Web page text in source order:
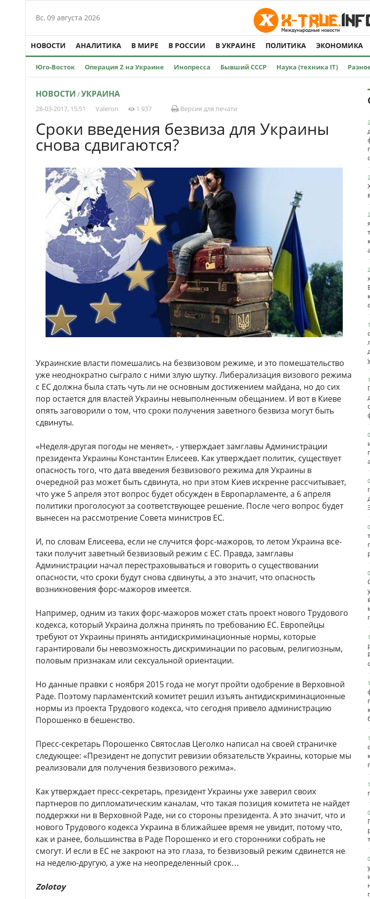
Вс, 09 августа 2026
НОВОСТИ АНАЛИТИКА В МИРЕ В РОССИИ В УКРАИНЕ ПОЛИТИКА ЭКОНОМИКА
Юго-Восток Операция Z на Украине Инопресса Бывший СССР Наука (техника IT)
НОВОСТИ /УКРАИНА
28-03-2017, 15:51 Valeron 1 937 Версия для печати
Сроки введения безвиза для Украины
снова сдвигаются?
Украинские власти помешались на безвизовом режиме, и это помешательство
уже неоднократно сыграло с ними злую шутку. Либерализация визового режима
с ЕС должна была стать чуть ли не основным достижением майдана, но до сих
пор остается для властей Украины невыполненным обещанием. И вот в Киеве
опять заговорили о том, что сроки получения заветного безвиза могут быть
сдвинуты.
«Неделя-другая погоды не меняет», - утверждает замглавы Администрации
президента Украины Константин Елисеев. Как утверждает политик, существует
опасность того, что дата введения безвизового режима для Украины в
очередной раз может быть сдвинута, но при этом Киев искренне рассчитывает,
что уже 5 апреля этот вопрос будет обсужден в Европарламенте, а 6 апреля
политики проголосуют за соответствующее решение. После чего вопрос будет
вынесен на рассмотрение Совета министров ЕС.
И, по словам Елисеева, если не случится форс-мажоров, то летом Украина все-
таки получит заветный безвизовый режим с ЕС. Правда, замглавы
Администрации начал перестраховываться и говорить о существовании
опасности, что сроки будут снова сдвинуты, а это значит, что опасность
возникновения форс-мажоров имеется.
Например, одним из таких форс-мажоров может стать проект нового Трудового
кодекса, который Украина должна принять по требованию ЕС. Европейцы
требуют от Украины принять антидискриминационные нормы, которые
гарантировали бы невозможность дискриминации по расовым, религиозным,
половым признакам или сексуальной ориентации.
Но данные правки с ноября 2015 года не могут пройти одобрение в Верховной
Раде. Поэтому парламентский комитет решил изъять антидискриминационные
нормы из проекта Трудового кодекса, что сегодня привело администрацию
Порошенко в бешенство.
Пресс-секретарь Порошенко Святослав Цеголко написал на своей страничке
следующее: «Президент не допустит ревизии обязательств Украины, которые мы
реализовали для получения безвизового режима».
Как утверждает пресс-секретарь, президент Украины уже заверил своих
партнеров по дипломатическим каналам, что такая позиция комитета не найдет
поддержки ни в Верховной Раде, ни со стороны президента. А это значит, что и
нового Трудового кодекса Украина в ближайшее время не увидит, потому что,
как и ранее, большинства в Раде Порошенко и его сторонники собрать не
смогут. И если в ЕС не закроют на это глаза, то безвизовый режим сдвинется не
на неделю-другую, а уже на неопределенный срок…
Zolotoy